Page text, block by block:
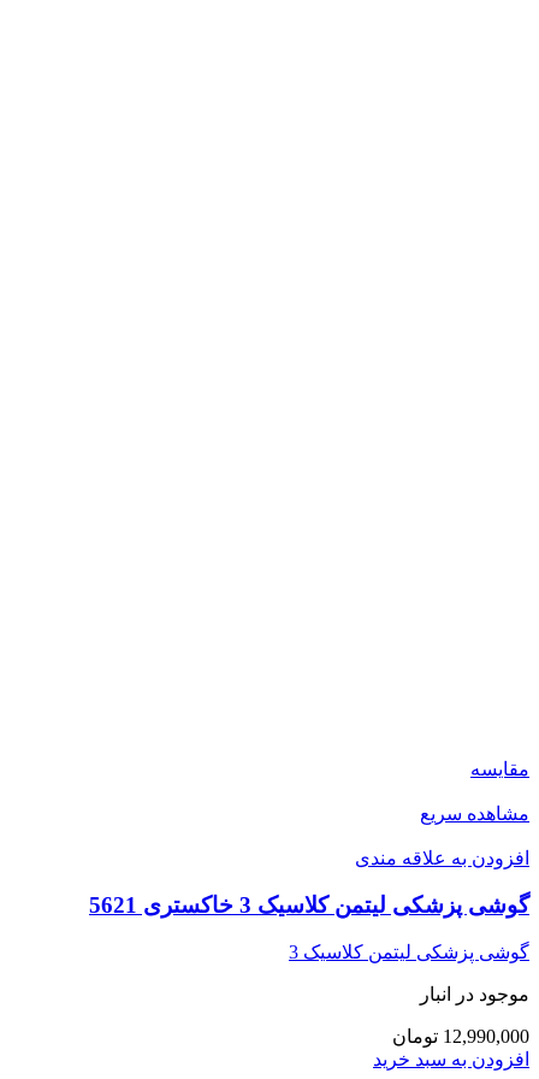
مقایسه
مشاهده سریع
افزودن به علاقه مندی
گوشی پزشکی لیتمن کلاسیک 3 خاکستری 5621
گوشی پزشکی لیتمن کلاسیک 3
موجود در انبار
12,990,000 تومان
افزودن به سبد خرید